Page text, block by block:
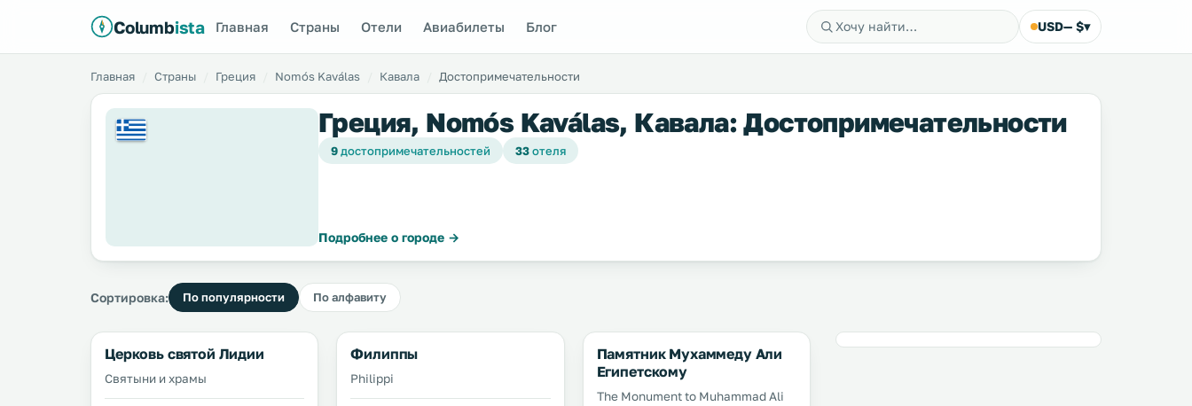
Columbista Главная Страны Отели Авиабилеты Блог USD— $▾
Главная Страны Греция Nomós Kaválas Кавала Достопримечательности
Греция, Nomós Kaválas, Кавала: Достопримечательности
9достопримечательностей 33отеля
Подробнее о городе →
Сортировка: По популярности По алфавиту
Церковь святой Лидии
Святыни и храмы
Филиппы
Philippi
Памятник Мухаммеду Али
Египетскому
The Monument to Muhammad Ali